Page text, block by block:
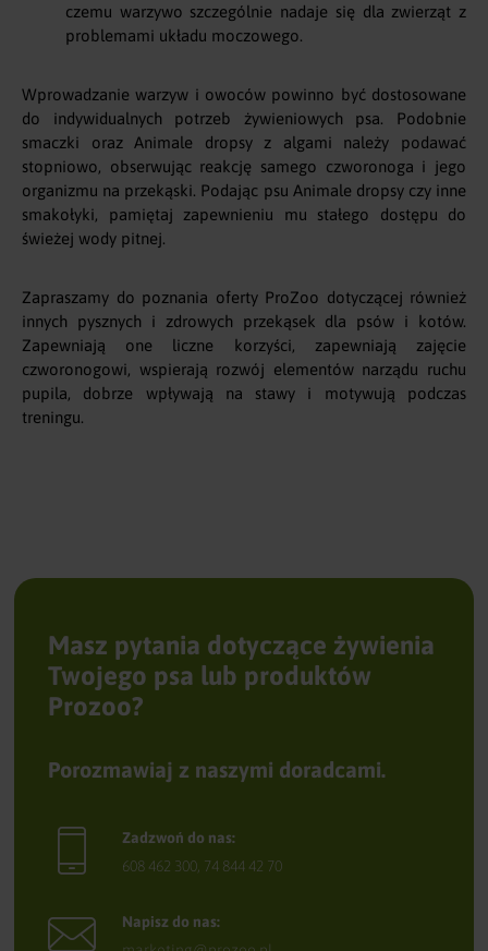
czemu warzywo szczególnie nadaje się dla zwierząt z
problemami układu moczowego.
Wprowadzanie warzyw i owoców powinno być dostosowane
do indywidualnych potrzeb żywieniowych psa. Podobnie
smaczki oraz Animale dropsy z algami należy podawać
stopniowo, obserwując reakcję samego czworonoga i jego
organizmu na przekąski. Podając psu Animale dropsy czy inne
smakołyki, pamiętaj zapewnieniu mu stałego dostępu do
świeżej wody pitnej.
Zapraszamy do poznania oferty ProZoo dotyczącej również
innych pysznych i zdrowych przekąsek dla psów i kotów.
Zapewniają one liczne korzyści, zapewniają zajęcie
czworonogowi, wspierają rozwój elementów narządu ruchu
pupila, dobrze wpływają na stawy i motywują podczas
treningu.
Masz pytania dotyczące żywienia
Twojego psa lub produktów
Prozoo?
Porozmawiaj z naszymi doradcami.
Zadzwoń do nas:
608 462 300 74 844 42 70
Napisz do nas: